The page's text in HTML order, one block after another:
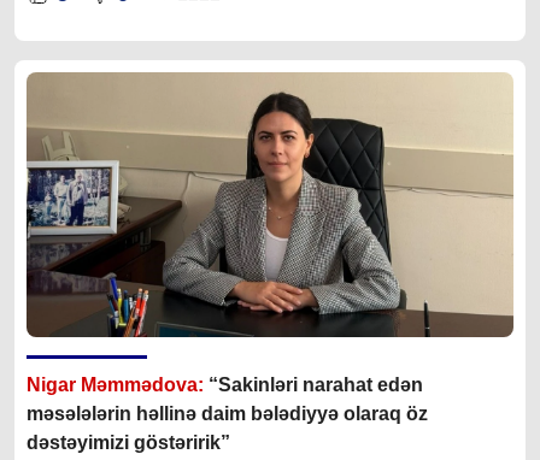
Nigar Məmmədova: “Sakinləri narahat edən
məsələlərin həllinə daim bələdiyyə olaraq öz
dəstəyimizi göstəririk”